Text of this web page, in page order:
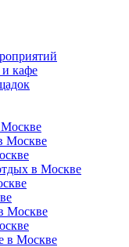
и кафе
Москве
Москве
в Москве
Москве
в Москве